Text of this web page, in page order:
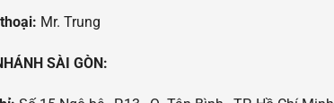
Mr. Trung
SÀI GÒN: